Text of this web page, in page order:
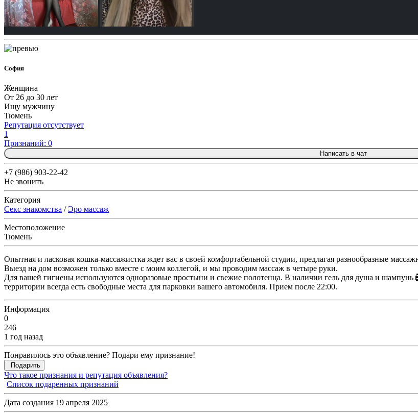
София
Женщина
От 26 до 30 лет
Ищу мужчину
Тюмень
Репутация отсутствует
1
Признаний: 0
Написать в чат
+7 (986) 903-22-42
Не звонить
Категория
Секс знакомства /Эро массаж
Местоположение
Тюмень
Опытная и ласковая кошка-массажистка ждет вас в своей комфортабельной студии, предлагая разнообразные
Выезд на дом возможен только вместе с моим коллегой, и мы проводим массаж в четыре руки.
Для вашей гигиены используются одноразовые простыни и свежие полотенца. В наличии гель для душа и
территории всегда есть свободные места для парковки вашего автомобиля. Прием после 22:00.
Информация
0
246
1 год назад
Понравилось это объявление? Подари ему признание!
Подарить
Что такое признания и репутация объявления?
Список подаренных признаний
Дата создания 19 апреля 2025